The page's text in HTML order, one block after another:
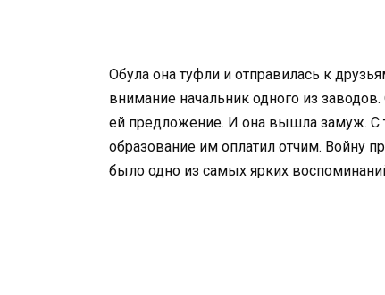
Обула она туфли и отправилась к
внимание начальник одного из
ей предложение. И она вышла замуж. С
образование им оплатил отчим. Войну
было одно из самых ярких